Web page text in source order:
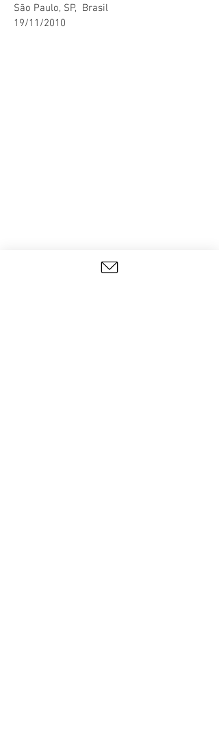
São Paulo, SP, Brasil
19/11/2010